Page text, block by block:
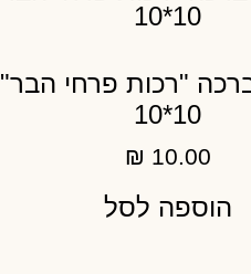
"רכות פרחי הבר"
10*10
₪ 10.00
הוספה לסל